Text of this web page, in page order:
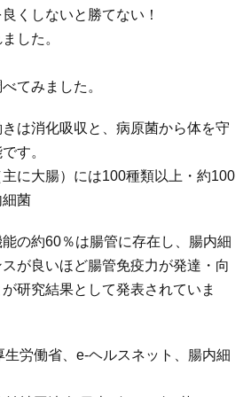
くしないと勝てない！
した。
てみました。
は消化吸収と、病原菌から体を守
す。
主に大腸）には100種類以上・約100
菌
の約60％は腸管に存在し、腸内細
が良いほど腸管免疫力が発達・向
研究結果として発表されていま
生労働省、e-ヘルスネット、腸内細